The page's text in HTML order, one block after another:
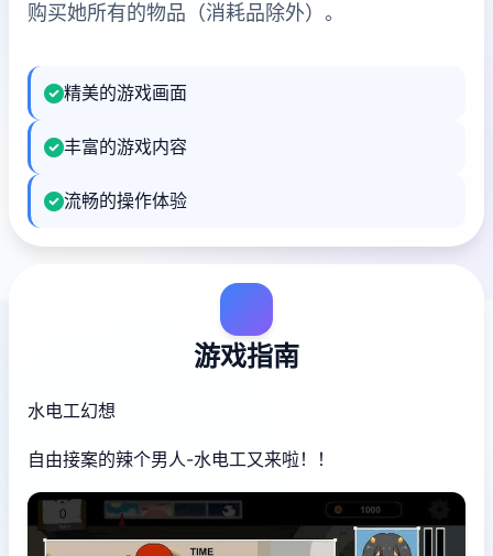
购买她所有的物品（消耗品除外）。
精美的游戏画面
丰富的游戏内容
流畅的操作体验
游戏指南
水电工幻想
自由接案的辣个男人-水电工又来啦！！